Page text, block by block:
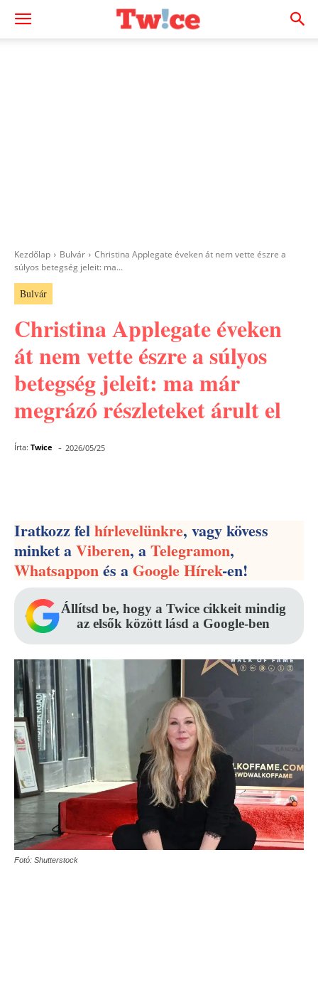
Kezdőlap Bulvár
Christina Applegate éveken át nem vette észre a
súlyos betegség jeleit: ma...
Bulvár
Christina Applegate éveken
át nem vette észre a súlyos
betegség jeleit: ma már
megrázó részleteket árult el
Írta: Twice - 2026/05/25
Iratkozz felhírlevelünkre, vagy kövess
minket aViberen, aTelegramon,
Whatsapponés aGoogle Hírek-en!
Állítsd be, hogy a Twice cikkeit mindig
az elsők között lásd a Google-ben
Fotó: Shutterstock